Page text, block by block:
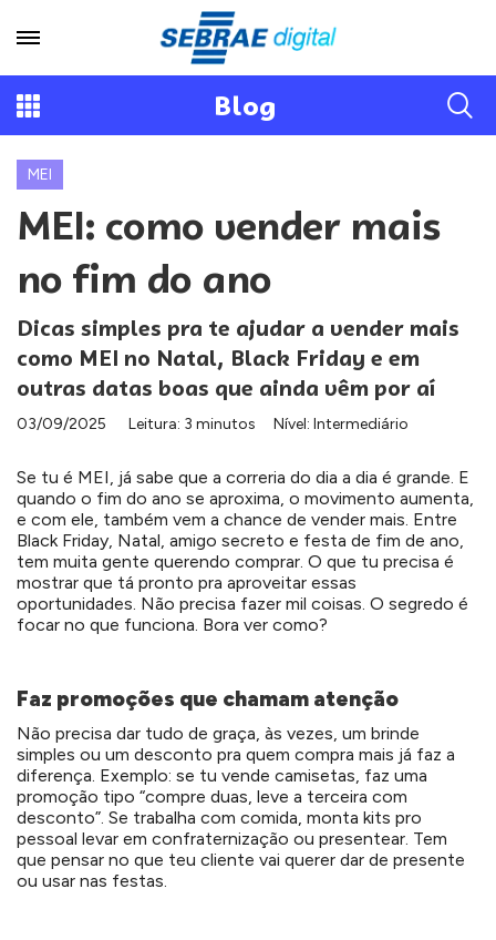
Blog
MEI
MEI: como vender mais
no fim do ano
Dicas simples pra te ajudar a vender mais
como MEI no Natal, Black Friday e em
outras datas boas que ainda vêm por aí
03/09/2025 Leitura: 3 minutos Nível: Intermediário
Se tu é MEI, já sabe que a correria do dia a dia é grande. E
quando o fim do ano se aproxima, o movimento aumenta,
e com ele, também vem a chance de vender mais. Entre
Black Friday, Natal, amigo secreto e festa de fim de ano,
tem muita gente querendo comprar. O que tu precisa é
mostrar que tá pronto pra aproveitar essas
oportunidades. Não precisa fazer mil coisas. O segredo é
focar no que funciona. Bora ver como?
Faz promoções que chamam atenção
Não precisa dar tudo de graça, às vezes, um brinde
simples ou um desconto pra quem compra mais já faz a
diferença. Exemplo: se tu vende camisetas, faz uma
promoção tipo “compre duas, leve a terceira com
desconto”. Se trabalha com comida, monta kits pro
pessoal levar em confraternização ou presentear. Tem
que pensar no que teu cliente vai querer dar de presente
ou usar nas festas.